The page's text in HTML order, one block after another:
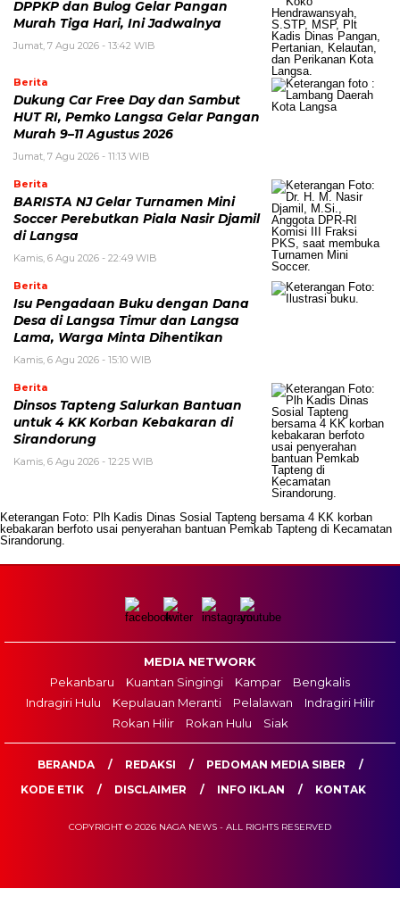
DPPKP dan Bulog Gelar Pangan
Murah Tiga Hari, Ini Jadwalnya
Jumat, 7 Agu 2026 - 13:42 WIB
Berita
Dukung Car Free Day dan Sambut
HUT RI, Pemko Langsa Gelar Pangan
Murah 9–11 Agustus 2026
Jumat, 7 Agu 2026 - 11:13 WIB
Berita
BARISTA NJ Gelar Turnamen Mini
Soccer Perebutkan Piala Nasir Djamil
di Langsa
Kamis, 6 Agu 2026 - 22:49 WIB
Berita
Isu Pengadaan Buku dengan Dana
Desa di Langsa Timur dan Langsa
Lama, Warga Minta Dihentikan
Kamis, 6 Agu 2026 - 15:10 WIB
Berita
Dinsos Tapteng Salurkan Bantuan
untuk 4 KK Korban Kebakaran di
Sirandorung
Kamis, 6 Agu 2026 - 12:25 WIB
Keterangan Foto: Plh Kadis Dinas Sosial Tapteng bersama 4 KK korban
kebakaran berfoto usai penyerahan bantuan Pemkab Tapteng di Kecamatan
Sirandorung.
MEDIA NETWORK
Pekanbaru
Kuantan Singingi Kampar
Bengkalis
Indragiri Hulu
Kepulauan Meranti Pelalawan
Indragiri Hilir
Rokan Hilir
Rokan Hulu Siak
BERANDA REDAKSI
PEDOMAN MEDIA SIBER
KODE ETIK
DISCLAIMER INFO IKLAN KONTAK
COPYRIGHT © 2026 NAGA NEWS - ALL RIGHTS RESERVED